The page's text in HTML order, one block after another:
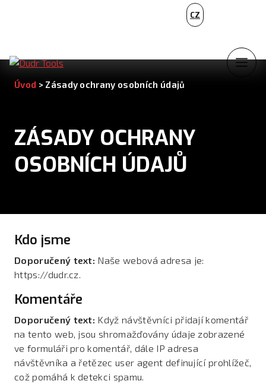
CZ
Úvod > Zásady ochrany osobních údajů
ZÁSADY OCHRANY
OSOBNÍCH ÚDAJŮ
Kdo jsme
Doporučený text: Naše webová adresa je:
https://dudr.cz.
Komentáře
Doporučený text: Když návštěvníci přidají komentář
na tento web, jsou shromažďovány údaje zobrazené
ve formuláři pro komentář, dále IP adresa
návštěvníka a řetězec user agent definující prohlížeč,
což pomáhá k detekci spamu.